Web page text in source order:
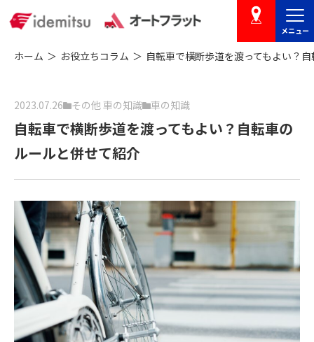
店舗を探す
メニュー
ホーム お役立ちコラム 自転車で横断歩道を渡ってもよい？
2023.07.26 その他 車の知識 車の知識
自転車で横断歩道を渡ってもよい？自転車の
ルールと併せて紹介